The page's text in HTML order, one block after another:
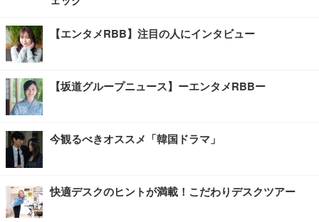
【エンタメRBB】注目の人にインタビュー
【坂道グループニュース】ーエンタメRBBー
今観るべきオススメ「韓国ドラマ」
快適デスクのヒントが満載！こだわりデスクツアー